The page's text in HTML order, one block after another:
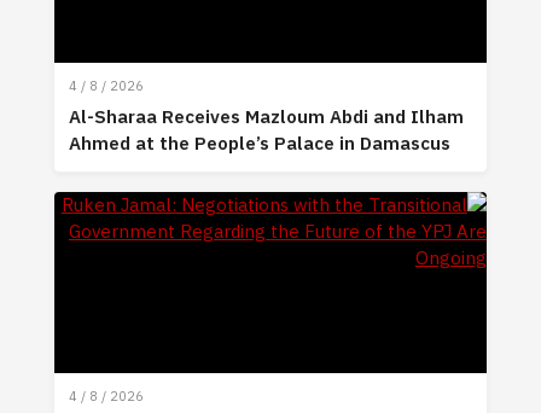
4 / 8 / 2026
Al-Sharaa Receives Mazloum Abdi and Ilham
Ahmed at the People’s Palace in Damascus
4 / 8 / 2026